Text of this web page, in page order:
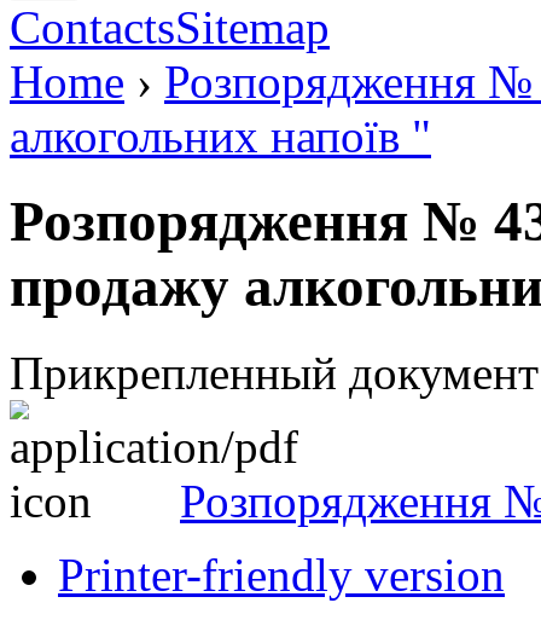
ContactsSitemap
Home › Розпорядження
алкогольних напоїв "
Розпорядження №
продажу
Прикрепленный
Розпорядження
Printer-friendly version